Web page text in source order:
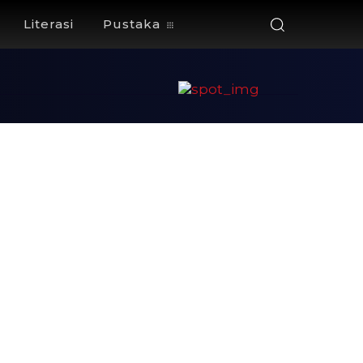
Literasi Pustaka